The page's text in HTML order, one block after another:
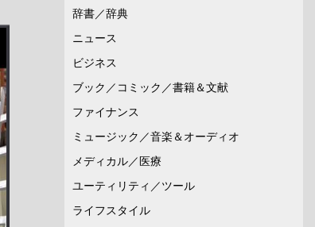
辞書／辞典
ニュース
ビジネス
ブック／コミック／書籍＆文献
ファイナンス
ミュージック／音楽＆オーディオ
メディカル／医療
ユーティリティ／ツール
ライフスタイル